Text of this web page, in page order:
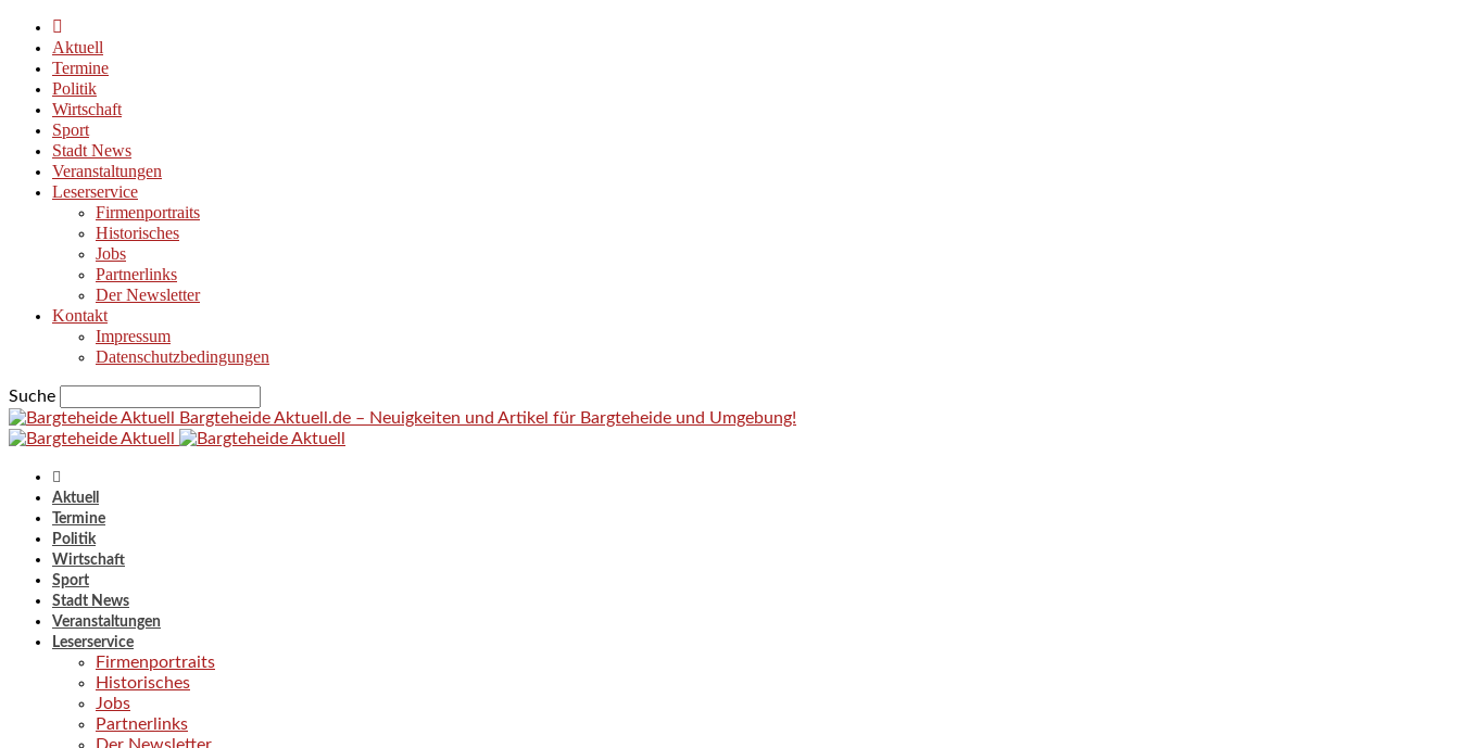
Aktuell
Termine
Politik
Wirtschaft
Sport
Stadt News
Veranstaltungen
Leserservice
Firmenportraits
Historisches
Jobs
Partnerlinks
Der Newsletter
Kontakt
Impressum
Datenschutzbedingungen
Suche
Bargteheide Aktuell.de – Neuigkeiten und Artikel für Bargteheide und Umgebung!
Aktuell
Termine
Politik
Wirtschaft
Sport
Stadt News
Veranstaltungen
Leserservice
Firmenportraits
Historisches
Jobs
Partnerlinks